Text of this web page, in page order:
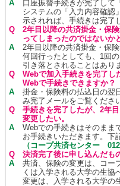
A
口座振替手続きが完了して
システムの「入力内容確認
示されれば、手続きは完了
Q 2年目以降の共済掛金・保
ってしまったのではないか
A
2年目以降の共済掛金・保
何回行ったとしても、1回
引き落とされることはあり
Q Webで加入手続きを完了し
Webで手続きできますか？
A 掛金・保険料の払込日の翌
み完了メールをご覧くださ
Q 手続きを完了したが、2年
変更したい。
A Webでの手続きはそのまま
お手続きいただきます。下
（コープ共済センター
Q 決済完了後に申し込んだも
A 共済、保険の変更は、コー
くは入学される大学の生協
変更は、入学される大学の